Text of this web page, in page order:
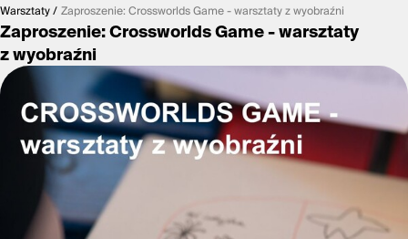
Warsztaty Zaproszenie: Crossworlds Game - warsztaty z wyobraźni
Zaproszenie: Crossworlds Game - warsztaty
z wyobraźni